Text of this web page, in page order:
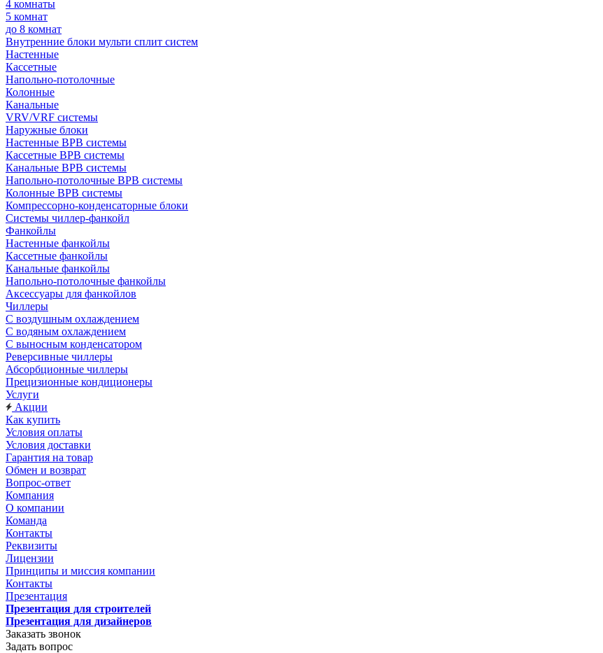
4 комнаты
5 комнат
до 8 комнат
Внутренние блоки мульти сплит систем
Настенные
Кассетные
Напольно-потолочные
Колонные
Канальные
VRV/VRF системы
Наружные блоки
Настенные ВРВ системы
Кассетные ВРВ системы
Канальные ВРВ системы
Напольно-потолочные ВРВ системы
Колонные ВРВ системы
Компрессорно-конденсаторные блоки
Системы чиллер-фанкойл
Фанкойлы
Настенные фанкойлы
Кассетные фанкойлы
Канальные фанкойлы
Напольно-потолочные фанкойлы
Аксессуары для фанкойлов
Чиллеры
С воздушным охлаждением
С водяным охлаждением
С выносным конденсатором
Реверсивные чиллеры
Абсорбционные чиллеры
Прецизионные кондиционеры
Услуги
Акции
Как купить
Условия оплаты
Условия доставки
Гарантия на товар
Обмен и возврат
Вопрос-ответ
Компания
О компании
Команда
Контакты
Реквизиты
Лицензии
Принципы и миссия компании
Контакты
Презентация
Презентация для строителей
Презентация для дизайнеров
Заказать звонок
Задать вопрос